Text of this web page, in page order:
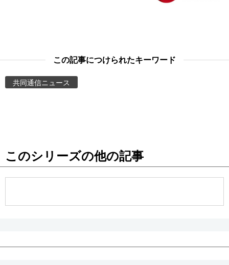
People
この記事につけられたキーワード
共同通信ニュース
このシリーズの他の記事